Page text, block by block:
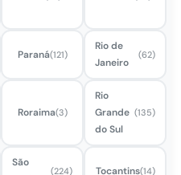
Paraná(121)
Rio de
Janeiro
(62)
Roraima(3)
Rio
Grande
do Sul
(135)
São
(224) Tocantins(14)